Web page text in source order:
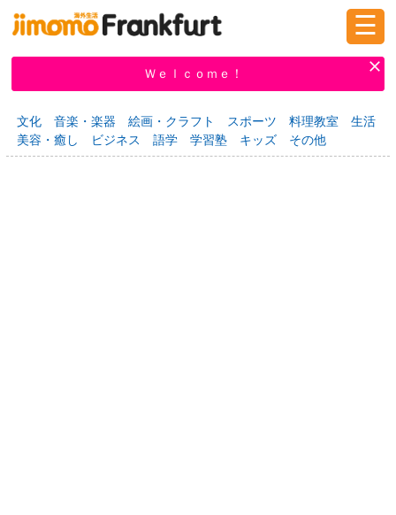
掲示板 タウン情報 教えて！
☰
Ｗｅｌｃｏｍｅ！
文化 音楽・楽器 絵画・クラフト スポーツ 料理教室
生活
美容・癒し
ビジネス 語学 学習塾 キッズ その他